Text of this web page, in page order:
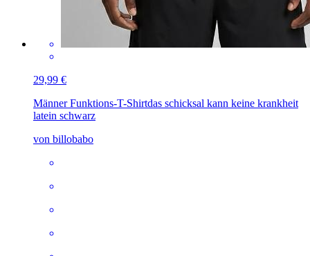
29,99 €
Männer Funktions-T-Shirtdas schicksal kann keine krankheit
latein schwarz
von billobabo